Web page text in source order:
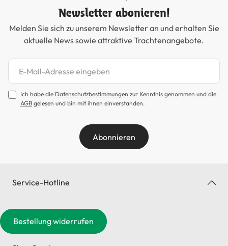
Newsletter abonieren!
Melden Sie sich zu unserem Newsletter an und erhalten Sie
aktuelle News sowie attraktive Trachtenangebote.
Newsletter abonnieren
Ich habe die Datenschutzbestimmungen zur Kenntnis genommen und die
AGB gelesen und bin mit ihnen einverstanden.
Abonnieren
Service-Hotline
Bestellung widerrufen